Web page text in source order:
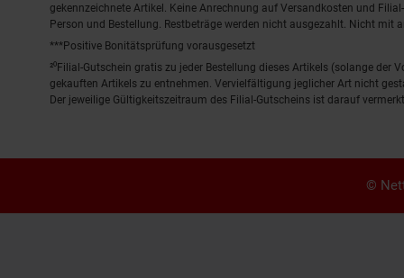
gekennzeichnete Artikel. Keine Anrechnung auf Versandkosten und
Person und Bestellung. Restbeträge werden nicht ausgezahlt. Nicht mit
***Positive Bonitätsprüfung vorausgesetzt
²⁰Filial-Gutschein gratis zu jeder Bestellung dieses Artikels (solange
gekauften Artikels zu entnehmen. Vervielfältigung jeglicher Art nicht
Der jeweilige Gültigkeitszeitraum des Filial-Gutscheins ist darauf vermerkt.
©